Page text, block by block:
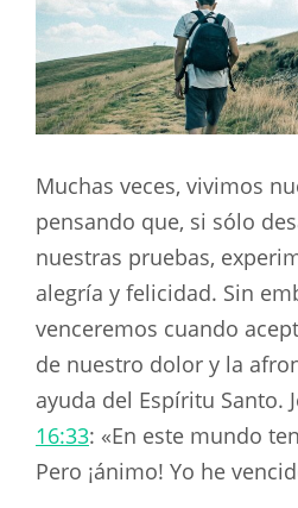
Muchas veces, vivimos
pensando que, si sólo
nuestras pruebas,
alegría y felicidad. Sin
venceremos cuando
de nuestro dolor y la
ayuda del Espíritu Santo.
16:33: «En este mundo
Pero ¡ánimo! Yo he